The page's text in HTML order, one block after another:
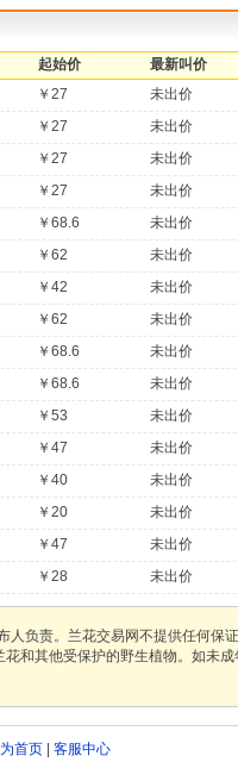
起始价 最新叫价
￥27 未出价
￥27 未出价
￥27 未出价
￥27 未出价
￥68.6 未出价
￥62 未出价
￥42 未出价
￥62 未出价
￥68.6 未出价
￥68.6 未出价
￥53 未出价
￥47 未出价
￥40 未出价
￥20 未出价
￥47 未出价
￥28 未出价
负责。兰花交易网不提供任何保
和其他受保护的野生植物。如未
首页| 客服中心